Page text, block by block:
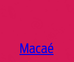
Macaé